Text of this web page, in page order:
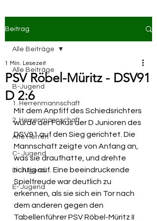
Beitrag
Alle Beiträge
B-Jugend
1. Herrenmannschaft
2. Herrenmannschaft
Alte Herren
C- Jugend
D- Jugend
E- Jugend
Alle Beiträge
PSV Röbel-Müritz - DSV91
D 2:6
1 Min. Lesezeit
Mit dem Anpfiff des Schiedsrichters
wurde der Fokus der D Junioren des
DSV91 auf den Sieg gerichtet. Die
Mannschaft zeigte von Anfang an,
was sie draufhatte, und drehte
richtig auf. Eine beeindruckende
Spielfreude war deutlich zu
erkennen, als sie sich ein Tor nach
dem anderen gegen den
Tabellenführer PSV Röbel-Müritz II